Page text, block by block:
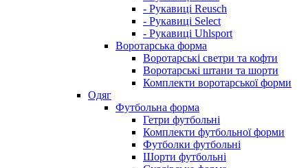
- Рукавиці Reusch
- Рукавиці Select
- Рукавиці Uhlsport
Воротарська форма
Воротарські светри та кофти
Воротарські штани та шорти
Комплекти воротарської форми
Одяг
Футбольна форма
Гетри футбольні
Комплекти футбольної форми
Футболки футбольні
Шорти футбольні